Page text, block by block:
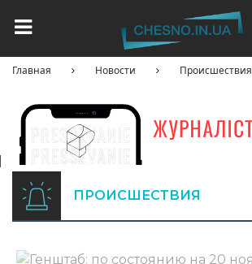
Главная Новости Происшествия
ПРОИСШЕСТВИЯ